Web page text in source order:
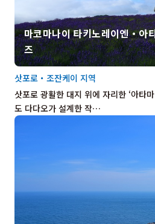
마코마나이 타키노레이엔・아
즈
삿포로 광활한 대지 위에 자리한 ‘아타
도 다다오가 설계한 작…
삿포로・조잔케이 지역